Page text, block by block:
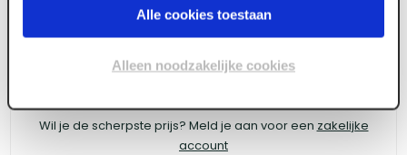
Alle cookies toestaan
Alleen noodzakelijke cookies
Log in voor prijzen
Wil je de scherpste prijs? Meld je aan voor een zakelijke
account